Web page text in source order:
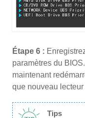
Étape 6 :
paramètres du
maintenant
que nouveau
Tips